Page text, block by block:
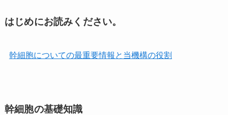
はじめにお読みください。
幹細胞についての最重要情報と当機構の役割
幹細胞の基礎知識